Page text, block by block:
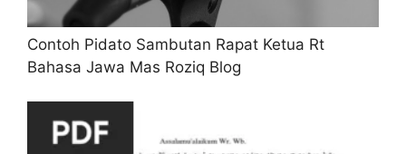
Contoh Pidato Sambutan Rapat Ketua Rt
Bahasa Jawa Mas Roziq Blog